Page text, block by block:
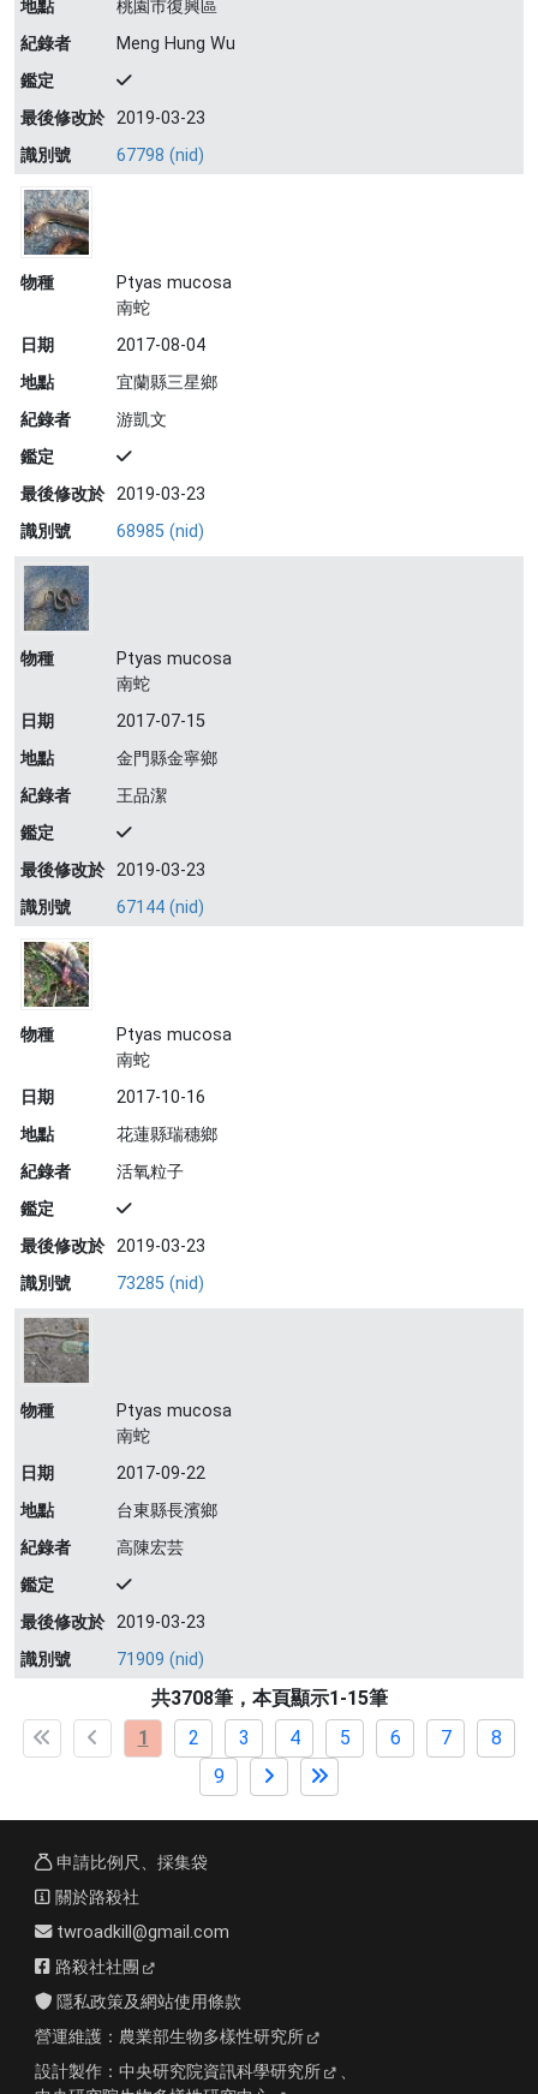
地點
桃園市復興區
紀錄者
Meng Hung Wu
鑑定
最後修改於 2019-03-23
識別號
67798 (nid)
物種
Ptyas mucosa
南蛇
日期
2017-08-04
地點
宜蘭縣三星鄉
紀錄者
游凱文
鑑定
最後修改於 2019-03-23
識別號
68985 (nid)
物種
Ptyas mucosa
南蛇
日期
2017-07-15
地點
金門縣金寧鄉
紀錄者
王品潔
鑑定
最後修改於 2019-03-23
識別號
67144 (nid)
物種
Ptyas mucosa
南蛇
日期
2017-10-16
地點
花蓮縣瑞穗鄉
紀錄者
活氧粒子
鑑定
最後修改於 2019-03-23
識別號
73285 (nid)
物種
Ptyas mucosa
南蛇
日期
2017-09-22
地點
台東縣長濱鄉
紀錄者
高陳宏芸
鑑定
最後修改於 2019-03-23
識別號
71909 (nid)
共3708筆，本頁顯示1-15筆
1
2 3 4 5 6 7
8
9
申請比例尺、採集袋
關於路殺社
twroadkill@gmail.com
路殺社社團
隱私政策及網站使用條款
營運維護： 農業部生物多樣性研究所
設計製作： 中央研究院資訊科學研究所
、